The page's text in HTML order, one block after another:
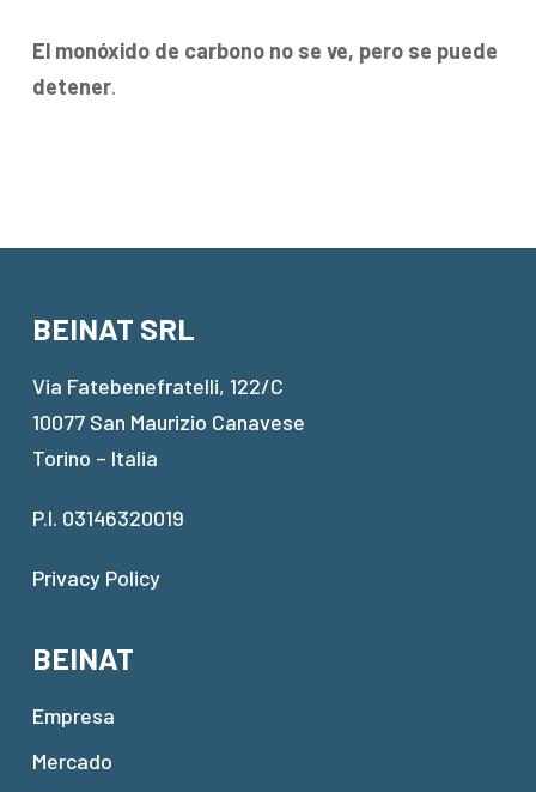
El monóxido de carbono no se ve, pero se puede
detener.
BEINAT SRL
Via Fatebenefratelli, 122/C
10077 San Maurizio Canavese
Torino – Italia
P.I. 03146320019
Privacy Policy
BEINAT
Empresa
Mercado